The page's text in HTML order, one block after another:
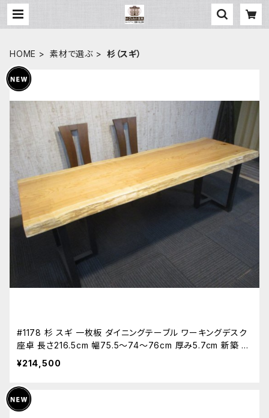
HOME 素材で選ぶ 杉（スギ）
#1178 杉 スギ 一枚板 ダイニングテーブル ワーキングデスク
座卓 長さ216.5cm 幅75.5～74～76cm 厚み5.7cm 新築 リ
フォーム 天板 無垢 天然木
¥214,500